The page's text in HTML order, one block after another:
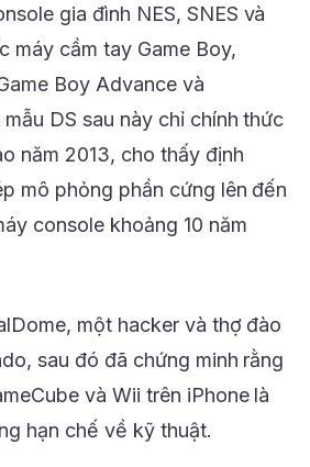
gia đình NES, SNES và
máy cầm tay Game Boy,
Boy Advance và
DS sau này chỉ chính thức
năm 2013, cho thấy định
mô phỏng phần cứng lên đến
console khoảng 10 năm
một hacker và thợ đào
sau đó đã chứng minh rằng
và Wii trên iPhone là
hạn chế về kỹ thuật.